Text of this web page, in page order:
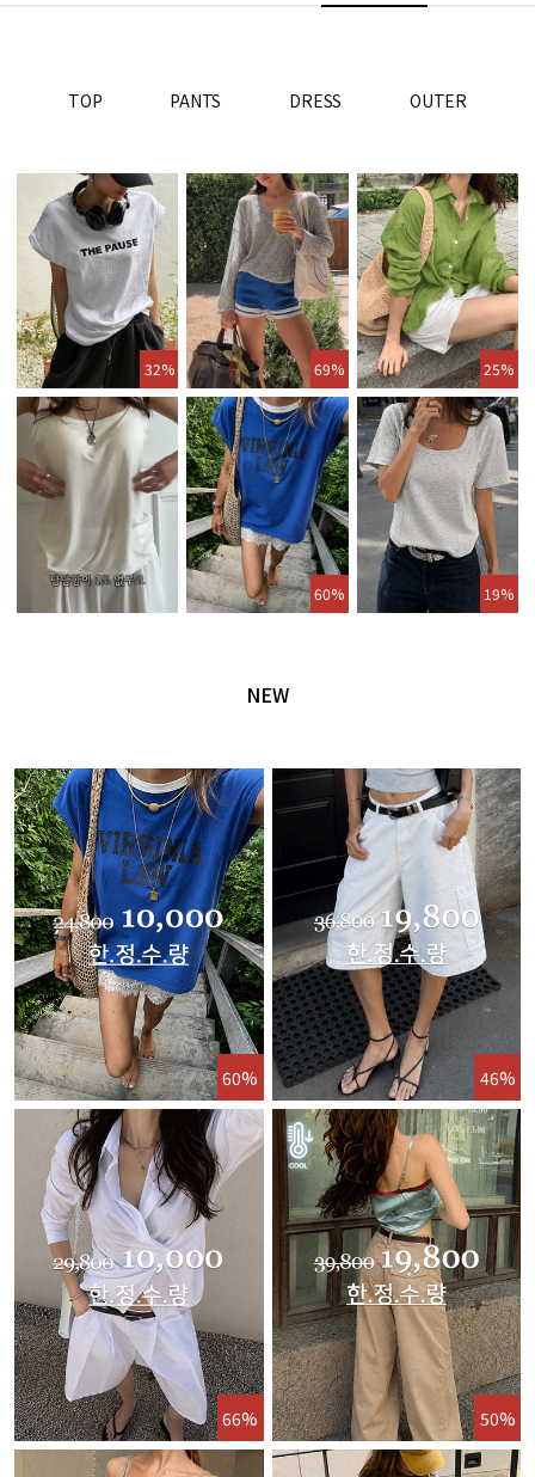
TOP PANTS DRESS OUTER
32% 69% 25%
60% 19%
NEW
60% 46%
66% 50%